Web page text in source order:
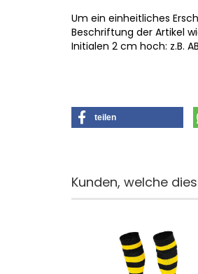
Um ein einheitliches
Beschriftung der Artikel
Initialen 2 cm hoch: z.B.
teilen
Kunden, welche